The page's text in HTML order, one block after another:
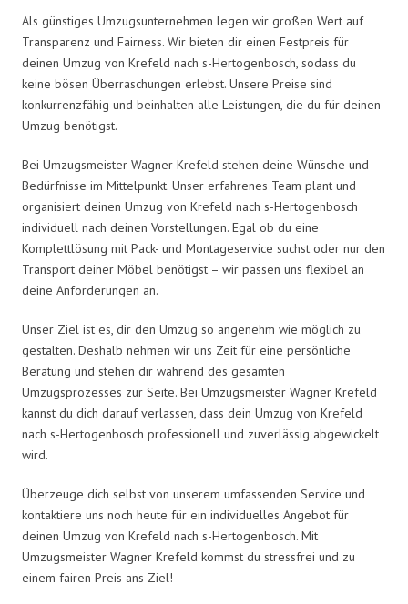
Als günstiges Umzugsunternehmen legen wir großen Wert auf
Transparenz und Fairness. Wir bieten dir einen Festpreis für
deinen Umzug von Krefeld nach s-Hertogenbosch, sodass du
keine bösen Überraschungen erlebst. Unsere Preise sind
konkurrenzfähig und beinhalten alle Leistungen, die du für deinen
Umzug benötigst.
Bei Umzugsmeister Wagner Krefeld stehen deine Wünsche und
Bedürfnisse im Mittelpunkt. Unser erfahrenes Team plant und
organisiert deinen Umzug von Krefeld nach s-Hertogenbosch
individuell nach deinen Vorstellungen. Egal ob du eine
Komplettlösung mit Pack- und Montageservice suchst oder nur den
Transport deiner Möbel benötigst – wir passen uns flexibel an
deine Anforderungen an.
Unser Ziel ist es, dir den Umzug so angenehm wie möglich zu
gestalten. Deshalb nehmen wir uns Zeit für eine persönliche
Beratung und stehen dir während des gesamten
Umzugsprozesses zur Seite. Bei Umzugsmeister Wagner Krefeld
kannst du dich darauf verlassen, dass dein Umzug von Krefeld
nach s-Hertogenbosch professionell und zuverlässig abgewickelt
wird.
Überzeuge dich selbst von unserem umfassenden Service und
kontaktiere uns noch heute für ein individuelles Angebot für
deinen Umzug von Krefeld nach s-Hertogenbosch. Mit
Umzugsmeister Wagner Krefeld kommst du stressfrei und zu
einem fairen Preis ans Ziel!